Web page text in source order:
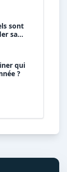
sont
sa
qui
?